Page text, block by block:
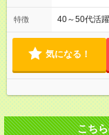
特徴 40～50代活
気になる！
こち